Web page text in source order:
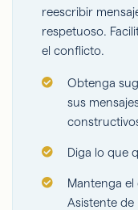
reescribir
respetuoso.
el conflicto.
Obtenga
sus
Diga lo que
Mantenga
Asistente de